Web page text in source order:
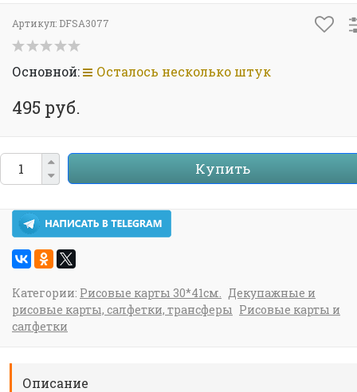
Артикул: DFSA3077
Основной: Осталось несколько штук
495 руб.
Купить
Категории: Рисовые карты 30*41см.
Декупажные и
рисовые карты, салфетки, трансферы Рисовые карты и
салфетки
Описание